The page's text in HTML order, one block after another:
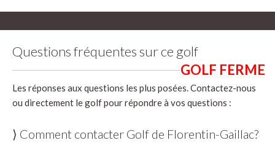
Questions fréquentes sur ce golf
Les réponses aux questions les plus posées. Contactez-nous
ou directement le golf pour répondre à vos questions :
⟩ Comment contacter Golf de Florentin-Gaillac?